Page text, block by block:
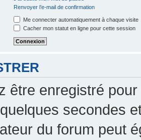
Renvoyer l’e-mail de confirmation
Me connecter automatiquement à chaque visite
Cacher mon statut en ligne pour cette session
être enregistré
secondes
du forum peut